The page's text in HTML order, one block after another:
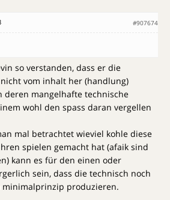
#907674
so verstanden, dass er die
vom inhalt her (handlung)
deren mangelhafte technische
wohl den spass daran vergellen
mal betrachtet wieviel kohle diese
spielen gemacht hat (afaik sind
kann es für den einen oder
sein, dass die technisch noch
minimalprinzip produzieren.